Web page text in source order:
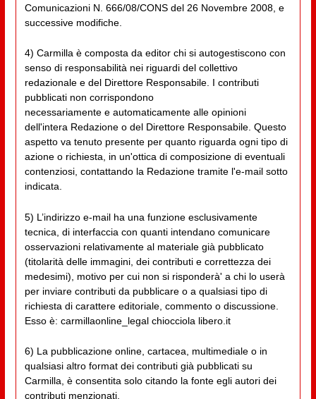
Comunicazioni N. 666/08/CONS del 26 Novembre 2008, e
successive modifiche.
4) Carmilla è composta da editor chi si autogestiscono con
senso di responsabilità nei riguardi del collettivo
redazionale e del Direttore Responsabile. I contributi
pubblicati non corrispondono
necessariamente e automaticamente alle opinioni
dell'intera Redazione o del Direttore Responsabile. Questo
aspetto va tenuto presente per quanto riguarda ogni tipo di
azione o richiesta, in un'ottica di composizione di eventuali
contenziosi, contattando la Redazione tramite l'e-mail sotto
indicata.
5) L’indirizzo e-mail ha una funzione esclusivamente
tecnica, di interfaccia con quanti intendano comunicare
osservazioni relativamente al materiale già pubblicato
(titolarità delle immagini, dei contributi e correttezza dei
medesimi), motivo per cui non si risponderà' a chi lo userà
per inviare contributi da pubblicare o a qualsiasi tipo di
richiesta di carattere editoriale, commento o discussione.
Esso è: carmillaonline_legal chiocciola libero.it
6) La pubblicazione online, cartacea, multimediale o in
qualsiasi altro format dei contributi già pubblicati su
Carmilla, è consentita solo citando la fonte egli autori dei
contributi menzionati.